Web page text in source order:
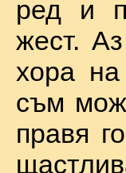
ред и
жест.
хора
съм
правя